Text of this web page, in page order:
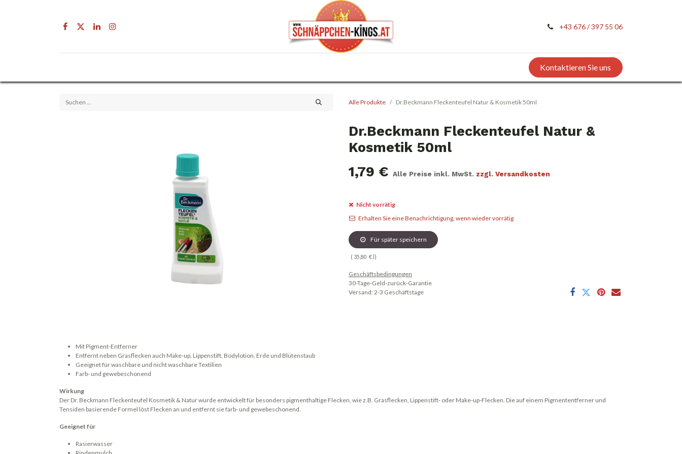
+43 676 / 397 55 06
Kontaktieren Sie uns
Alle Produkte Dr.Beckmann Fleckenteufel Natur & Kosmetik 50ml
Dr.Beckmann Fleckenteufel Natur &
Kosmetik 50ml
1,79 € Alle Preise inkl. MwSt. zzgl. Versandkosten
Nicht vorrätig
Erhalten Sie eine Benachrichtigung, wenn wieder vorrätig
Für später speichern
( 35,80 € )
Geschäftsbedingungen
30-Tage-Geld-zurück-Garantie
Versand: 2-3 Geschäftstage
Mit Pigment-Entferner
Entfernt neben Grasflecken auch Make-up, Lippenstift, Bodylotion, Erde und Blütenstaub
Geeignet für waschbare und nicht waschbare Textilien
Farb- und gewebeschonend
Wirkung
Der Dr. Beckmann Fleckenteufel Kosmetik & Natur wurde entwickelt für besonders pigmenthaltige Flecken, wie z.B. Grasflecken, Lippenstift- oder Make-up-Flecken. Die auf einem Pigmententferner und
Tensiden basierende Formel löst Flecken an und entfernt sie farb- und gewebeschonend.
Geeignet für
Rasierwasser